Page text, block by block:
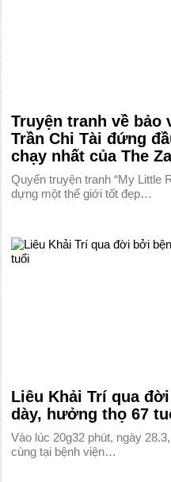
Truyện tranh về
Trần Chi Tài đứng
chạy nhất của The
Quyển truyện tranh “My Little
dựng một thế giới tốt đẹp…
Liêu Khải Trí qua
dày, hưởng thọ 67
Vào lúc 20g32 phút, ngày
cùng tại bệnh viện…